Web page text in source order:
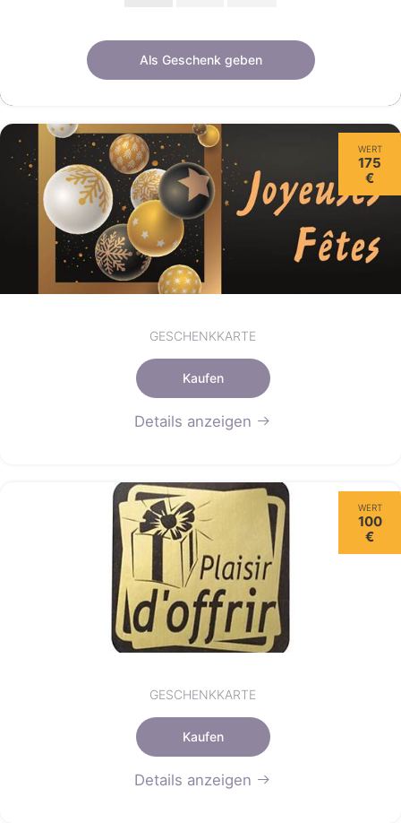
Als Geschenk geben
WERT
175
€
GESCHENKKARTE
Kaufen
Details anzeigen
WERT
100
€
GESCHENKKARTE
Kaufen
Details anzeigen